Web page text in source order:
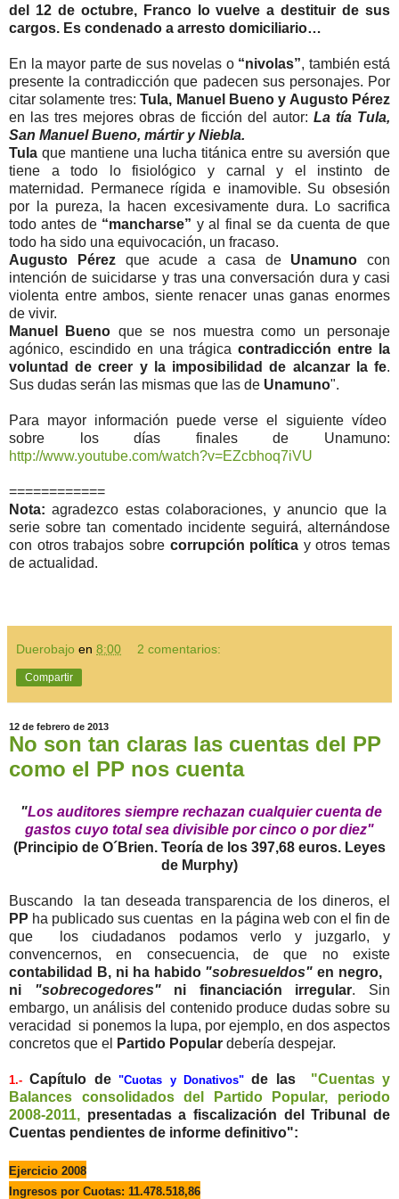
del 12 de octubre, Franco lo vuelve a destituir de sus
cargos. Es condenado a arresto domiciliario…
En la mayor parte de sus novelas o “nivolas”, también está
presente la contradicción que padecen sus personajes. Por
citar solamente tres:Tula, Manuel Bueno y Augusto Pérez
en las tres mejores obras de ficción del autor: La tía Tula,
San Manuel Bueno, mártir y Niebla.
Tula que mantiene una lucha titánica entre su aversión que
tiene a todo lo fisiológico y carnal y el instinto de
maternidad. Permanece rígida e inamovible. Su obsesión
por la pureza, la hacen excesivamente dura. Lo sacrifica
todo antes de “mancharse” y al final se da cuenta de que
todo ha sido una equivocación, un fracaso.
Augusto Pérez que acude a casa de Unamuno con
intención de suicidarse y tras una conversación dura y casi
violenta entre ambos, siente renacer unas ganas enormes
de vivir.
Manuel Bueno que se nos muestra como un personaje
agónico, escindido en una trágicacontradicción entre la
voluntad de creer y la imposibilidad de alcanzar la fe.
Sus dudas serán las mismas que las de Unamuno".
Para mayor información puede verse el siguiente vídeo
sobre los días finales de Unamuno:
http://www.youtube.com/watch?v=EZcbhoq7iVU
============
Nota: agradezco estas colaboraciones, y anuncio que la
serie sobre tan comentado incidente seguirá, alternándose
con otros trabajos sobre corrupción política y otros temas
de actualidad.
Duerobajo en 8:00 2 comentarios:
Compartir
12 de febrero de 2013
No son tan claras las cuentas del PP
como el PP nos cuenta
"Los auditores siempre rechazan cualquier cuenta de
gastos cuyo total sea divisible por cinco o por diez"
(Principio de O´Brien. Teoría de los 397,68 euros. Leyes
de Murphy)
Buscando la tan deseada transparencia de los dineros, el
PP ha publicado sus cuentas en la página web con el fin de
que los ciudadanos podamos verlo y juzgarlo, y
convencernos, en consecuencia, de que no existe
contabilidad B, ni ha habido "sobresueldos" en negro,
ni "sobrecogedores"ni financiación irregular. Sin
embargo, un análisis del contenido produce dudas sobre su
veracidad si ponemos la lupa, por ejemplo, en dos aspectos
concretos que el
Partido Popular debería despejar.
1.- Capítulo de"Cuotas y Donativos" de las "Cuentas y
Balances consolidados del Partido Popular, periodo
2008-2011, presentadas a fiscalización del Tribunal de
Cuentas pendientes de informe definitivo":
Ejercicio 2008
Ingresos por Cuotas: 11.478.518,86